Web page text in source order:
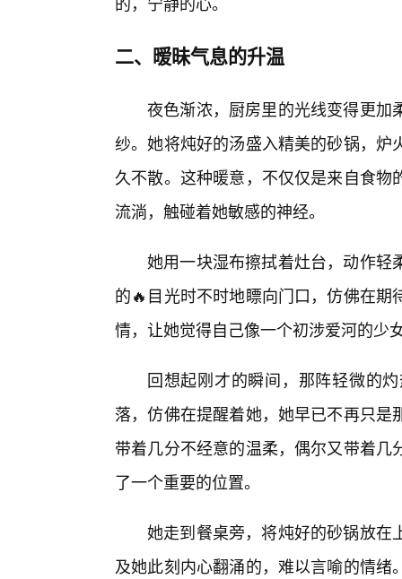
二、暧昧气息的升温
夜色渐浓，厨房里的光线变得更加
纱。她将炖好的汤盛入精美的砂锅，
久不散。这种暖意，不仅仅是来自食
流淌，触碰着她敏感的神经。
她用一块湿布擦拭着灶台，动作轻
的🔥目光时不时地瞟向门口，仿佛在
情，让她觉得自己像一个初涉爱河的少
回想起刚才的瞬间，那阵轻微的
落，仿佛在提醒着她，她早已不再只
带着几分不经意的温柔，偶尔又带着
了一个重要的位置。
她走到餐桌旁，将炖好的砂锅放在
及她此刻内心翻涌的，难以言喻的情